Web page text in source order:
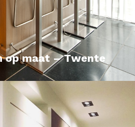
op maat – Twente